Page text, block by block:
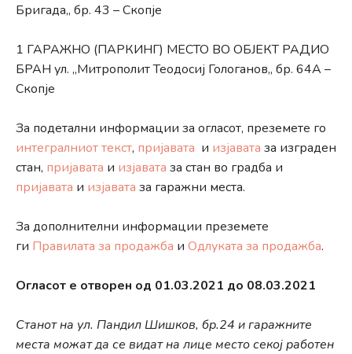
Бригада,, бр. 43 – Скопје
1 ГАРАЖНО (ПАРКИНГ) МЕСТО ВО ОБЈЕКТ РАДИО
БРАН ул. ,,Митрополит Теодосиј Гологанов,, бр. 64А –
Скопје
За подетални информации за огласот, преземете го
интегралниот текст, пријавата и изјавата за изграден
стан, пријавата и изјавата за стан во градба и
пријавата и изјавата за гаражни места.
За дополнителни информации преземете
ги Правилата за продажба и Одлуката за продажба.
Огласот е отворен од 01.03.2021 до 08.03.2021
Станот на ул. Пандил Шишков, бр.24 и гаражните
места можат да се видат на лице место секој работен